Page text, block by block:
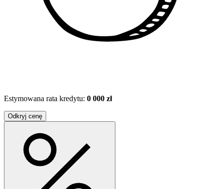
Estymowana rata kredytu: 0 000 zł
Odkryj cenę